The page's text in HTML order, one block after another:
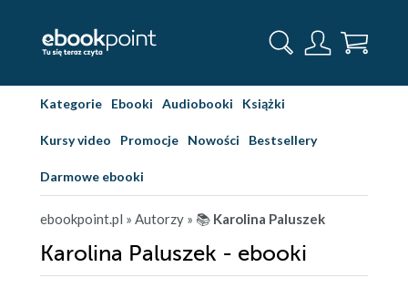
Kategorie Ebooki Audiobooki Książki
Kursy video Promocje Nowości Bestsellery
Darmowe ebooki
ebookpoint.pl » Autorzy » 📚 Karolina Paluszek
Karolina Paluszek - ebooki